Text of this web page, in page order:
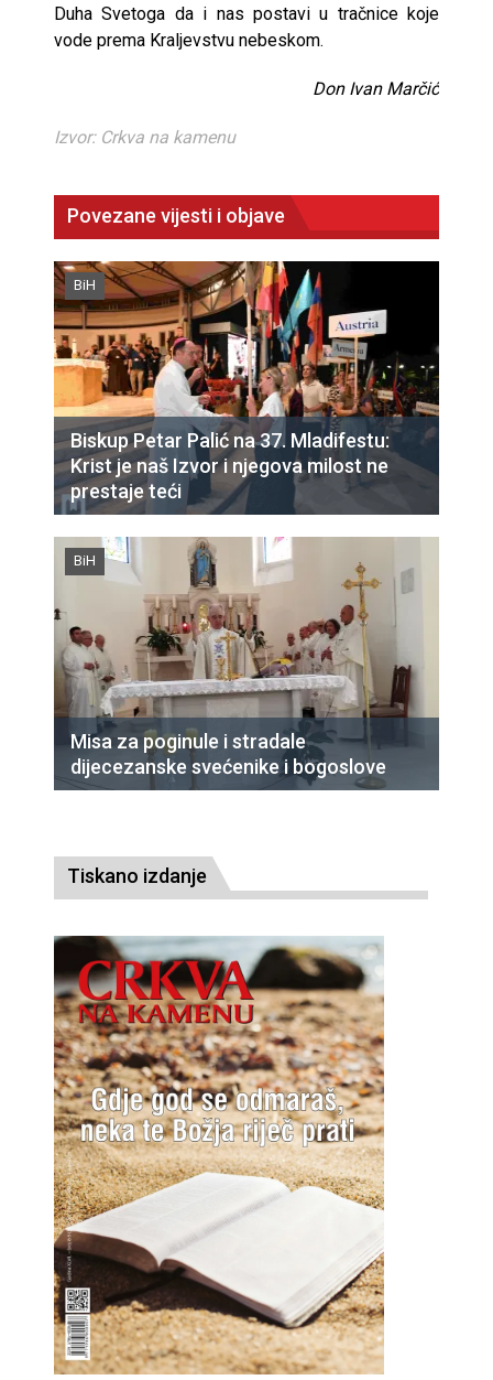
Duha Svetoga da i nas postavi u tračnice koje
vode prema Kraljevstvu nebeskom.
Don Ivan Marčić
Izvor: Crkva na kamenu
Povezane vijesti i objave
BiH
Biskup Petar Palić na 37. Mladifestu:
Krist je naš Izvor i njegova milost ne
prestaje teći
BiH
Misa za poginule i stradale
dijecezanske svećenike i bogoslove
Tiskano izdanje